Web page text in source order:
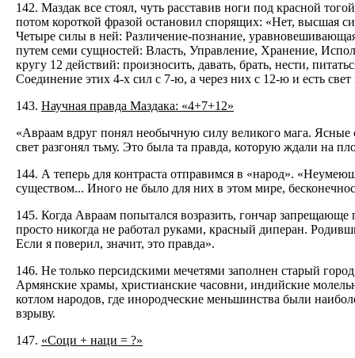
142. Маздак все стоял, чуть расставив ноги под красной
потом короткой фразой остановил спорящих: «Нет, высшая
Четыре силы в ней: Различение-познание,
путем семи сущностей: Власть, Управление, Хранение,
кругу 12 действий: произносить, давать, брать, нести,
Соединение этих 4-х сил с 7-ю, а через них с 12-ю и есть
143. Научная правда Маздака: «4+7+12»
«Авраам вдруг понял необычную силу великого мага.
свет разгонял тьму. Это была та правда, которую ждали на
144. А теперь для контраста отправимся в «народ».
существом... Иного не было для них в этом мире,
145. Когда Авраам попытался возразить, гончар
просто никогда не работал руками, красный диперан.
Если я поверил, значит, это правда».
146. Не только персидскими мечетями заполнен старый
Армянские храмы, христианские часовни, индийские
котлом народов, где инородческие меньшинства были
взрыву.
147. «Соци + наци = ?»